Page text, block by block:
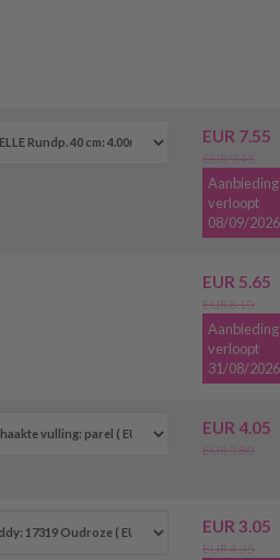
EUR 7.55
EUR 9.45
Aanbieding
verloopt
08/09/2026
EUR 5.65
EUR 8.10
Aanbieding
verloopt
31/08/2026
EUR 4.05
EUR 5.80
EUR 3.05
EUR 4.35